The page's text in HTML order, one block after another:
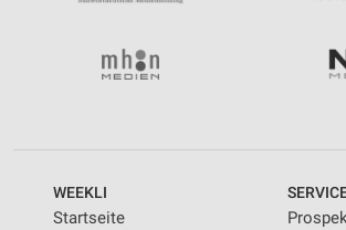
WEEKLI
Startseite